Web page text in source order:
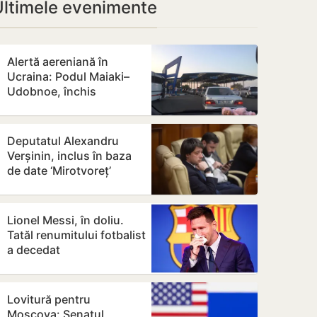
evenimente
Alertă aereniană în
Ucraina: Podul Maiaki–
Udobnoe, închis
Deputatul Alexandru
Verșinin, inclus în baza
de date ‘Mirotvoreț’
Lionel Messi, în doliu.
Tatăl renumitului fotbalist
a decedat
Lovitură pentru
Moscova: Senatul